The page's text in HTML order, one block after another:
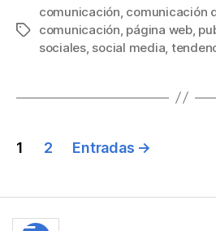
comunicación comunicación
comunicación página web,
sociales, social media
1 2 Entradas →